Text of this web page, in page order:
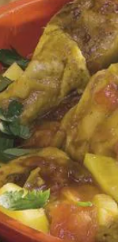
(800 g) volgens
serveer als saus bij